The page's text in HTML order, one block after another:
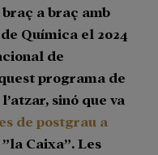
a braç amb
Química el 2024
de
programa de
sinó que va
de postgrau a
Caixa”. Les